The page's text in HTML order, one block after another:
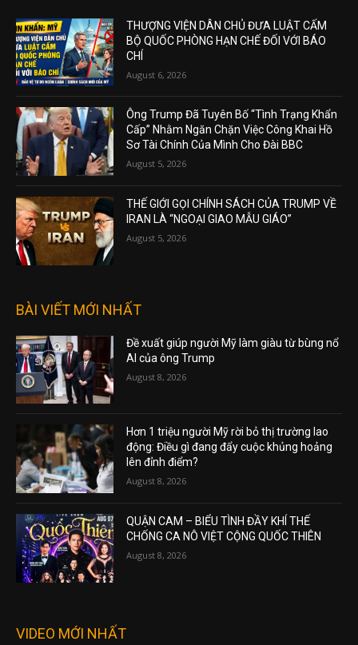
THƯỢNG VIỆN DÂN CHỦ ĐƯA LUẬT CẤM
BỘ QUỐC PHÒNG HẠN CHẾ ĐỐI VỚI BÁO
CHÍ
August 6, 2026
Ông Trump Đã Tuyên Bố “Tình Trạng Khẩn
Cấp” Nhằm Ngăn Chặn Việc Công Khai Hồ
Sơ Tài Chính Của Mình Cho Đài BBC
August 5, 2026
THẾ GIỚI GỌI CHÍNH SÁCH CỦA TRUMP VỀ
IRAN LÀ “NGOẠI GIAO MẪU GIÁO”
August 5, 2026
BÀI VIẾT MỚI NHẤT
Đề xuất giúp người Mỹ làm giàu từ bùng nổ
AI của ông Trump
August 8, 2026
Hơn 1 triệu người Mỹ rời bỏ thị trường lao
động: Điều gì đang đẩy cuộc khủng hoảng
lên đỉnh điểm?
August 8, 2026
QUẬN CAM – BIỂU TÌNH ĐẦY KHÍ THẾ
CHỐNG CA NÔ VIỆT CỘNG QUỐC THIÊN
August 8, 2026
VIDEO MỚI NHẤT